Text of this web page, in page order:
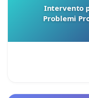
Intervento
Problemi